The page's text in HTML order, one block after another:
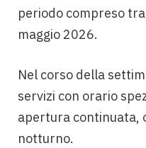
periodo compreso
maggio 2026.
Nel corso della
servizi con orario
apertura continuata,
notturno.